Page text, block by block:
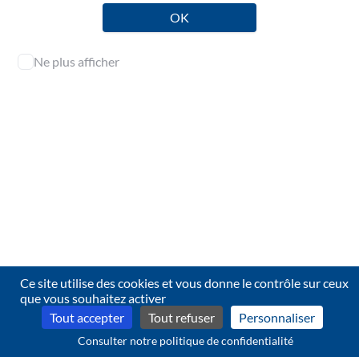
Contact
© 2026 CNCC — 4.2.23
OK
Ne plus afficher
Ce site utilise des cookies et vous donne le contrôle sur ceux
que vous souhaitez activer
Tout accepter
Tout refuser Personnaliser
Consulter notre politique de confidentialité